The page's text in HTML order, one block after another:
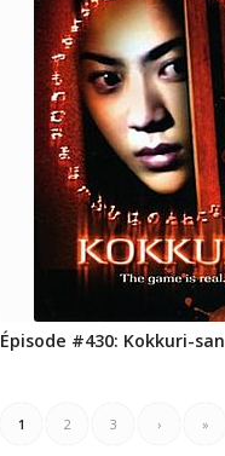
Épisode #430: Kokkuri-san
1 2 3 › »